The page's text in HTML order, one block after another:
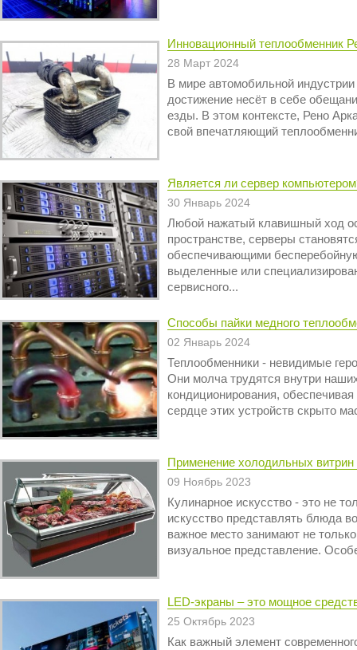
Инновационный теплообменник
28 Март 2024
В мире автомобильной
достижение несёт в себе
езды. В этом контексте, Рено
свой впечатляющий
Является ли сервер
30 Январь 2024
Любой нажатый клавишный ход
пространстве, серверы
обеспечивающими
выделенные или
сервисного...
Способы пайки медного
02 Январь 2024
Теплообменники - невидимые
Они молча трудятся внутри
кондиционирования,
сердце этих устройств скрыто
Применение холодильных
09 Ноябрь 2023
Кулинарное искусство - это не
искусство представлять блюда
важное место занимают не
визуальное представление.
LED-экраны – это мощное
25 Октябрь 2023
Как важный элемент